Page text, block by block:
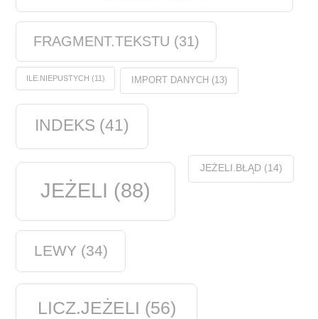
FRAGMENT.TEKSTU (31)
ILE.NIEPUSTYCH (11) IMPORT DANYCH (13)
INDEKS (41)
JEŻELI (88)
JEŻELI.BŁĄD(14)
LEWY (34)
LICZ.JEŻELI (56)